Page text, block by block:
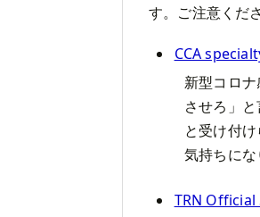
す。ご注意くだ
CCA
新型コロ
させろ」
と受け付
気持ちに
TRN